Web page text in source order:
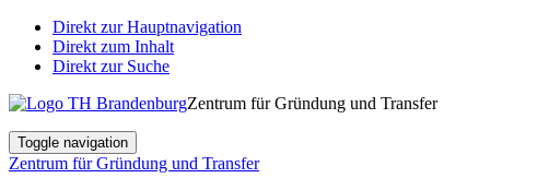
Direkt zur Hauptnavigation
Direkt zum Inhalt
Direkt zur Suche
Zentrum für Gründung und Transfer
Toggle navigation
Zentrum für Gründung und Transfer